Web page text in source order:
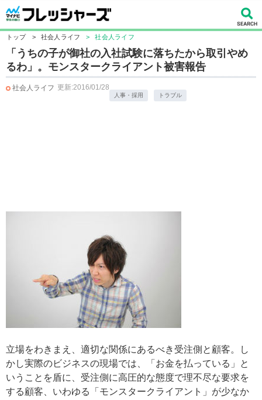
トップ > 社会人ライフ > 社会人ライフ
「うちの子が御社の入社試験に落ちたから取引やめ
るわ」。モンスタークライアント被害報告
社会人ライフ 更新:2016/01/28
人事・採用 トラブル
立場をわきまえ、適切な関係にあるべき受注側と顧客。し
かし実際のビジネスの現場では、「お金を払っている」と
いうことを盾に、受注側に高圧的な態度で理不尽な要求を
する顧客、いわゆる「モンスタークライアント」が少なか